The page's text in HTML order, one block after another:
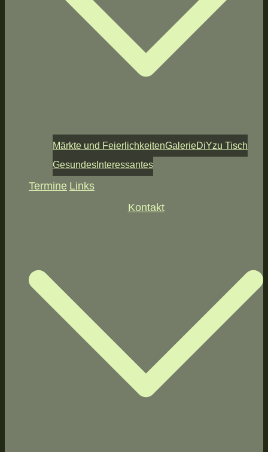
Märkte und FeierlichkeitenGalerieDiYzu Tisch
Gesundes Interessantes
Termine Links
Kontakt